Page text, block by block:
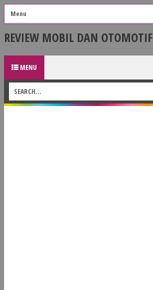
REVIEW MOBIL DAN OTOMOTIF
MENU